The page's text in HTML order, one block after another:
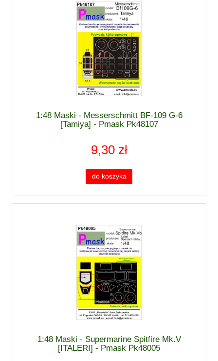
1:48 Maski - Messerschmitt BF-109 G-6
[Tamiya] - Pmask Pk48107
9,30 zł
do koszyka
1:48 Maski - Supermarine Spitfire Mk.V
[ITALERI] - Pmask Pk48005